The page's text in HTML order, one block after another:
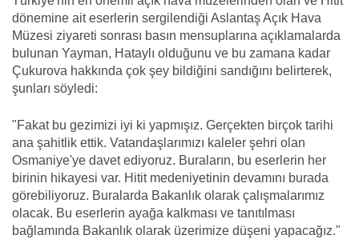
dönemine ait eserlerin sergilendiği Aslantaş Açık Hava
Müzesi ziyareti sonrası basın mensuplarına açıklamalarda
bulunan Yayman, Hataylı olduğunu ve bu zamana kadar
Çukurova hakkında çok şey bildiğini sandığını belirterek,
şunları söyledi:
"Fakat bu gezimizi iyi ki yapmışız. Gerçekten birçok tarihi
ana şahitlik ettik. Vatandaşlarımızı kaleler şehri olan
Osmaniye'ye davet ediyoruz. Buraların, bu eserlerin her
birinin hikayesi var. Hitit medeniyetinin devamını burada
görebiliyoruz. Buralarda Bakanlık olarak çalışmalarımız
olacak. Bu eserlerin ayağa kalkması ve tanıtılması
bağlamında Bakanlık olarak üzerimize düşeni yapacağız."